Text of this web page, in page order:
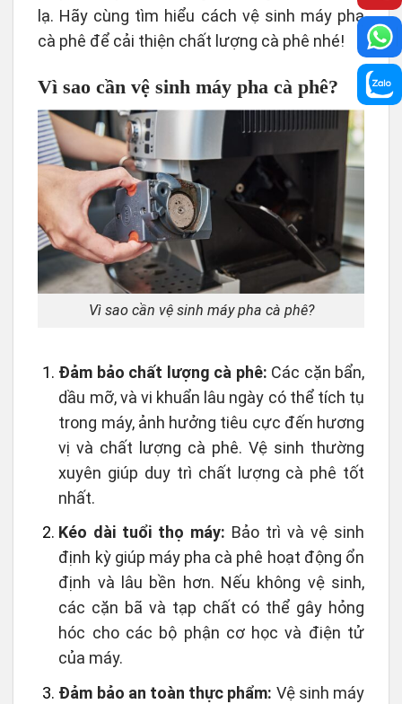
lạ. Hãy cùng tìm hiểu cách vệ sinh máy pha
cà phê để cải thiện chất lượng cà phê nhé!
Vì sao cần vệ sinh máy pha cà phê?
Vì sao cần vệ sinh máy pha cà phê?
Đảm bảo chất lượng cà phê: Các cặn bẩn,
dầu mỡ, và vi khuẩn lâu ngày có thể tích tụ
trong máy, ảnh hưởng tiêu cực đến hương
vị và chất lượng cà phê. Vệ sinh thường
xuyên giúp duy trì chất lượng cà phê tốt
nhất.
Kéo dài tuổi thọ máy: Bảo trì và vệ sinh
định kỳ giúp máy pha cà phê hoạt động ổn
định và lâu bền hơn. Nếu không vệ sinh,
các cặn bã và tạp chất có thể gây hỏng
hóc cho các bộ phận cơ học và điện tử
của máy.
Đảm bảo an toàn thực phẩm: Vệ sinh máy